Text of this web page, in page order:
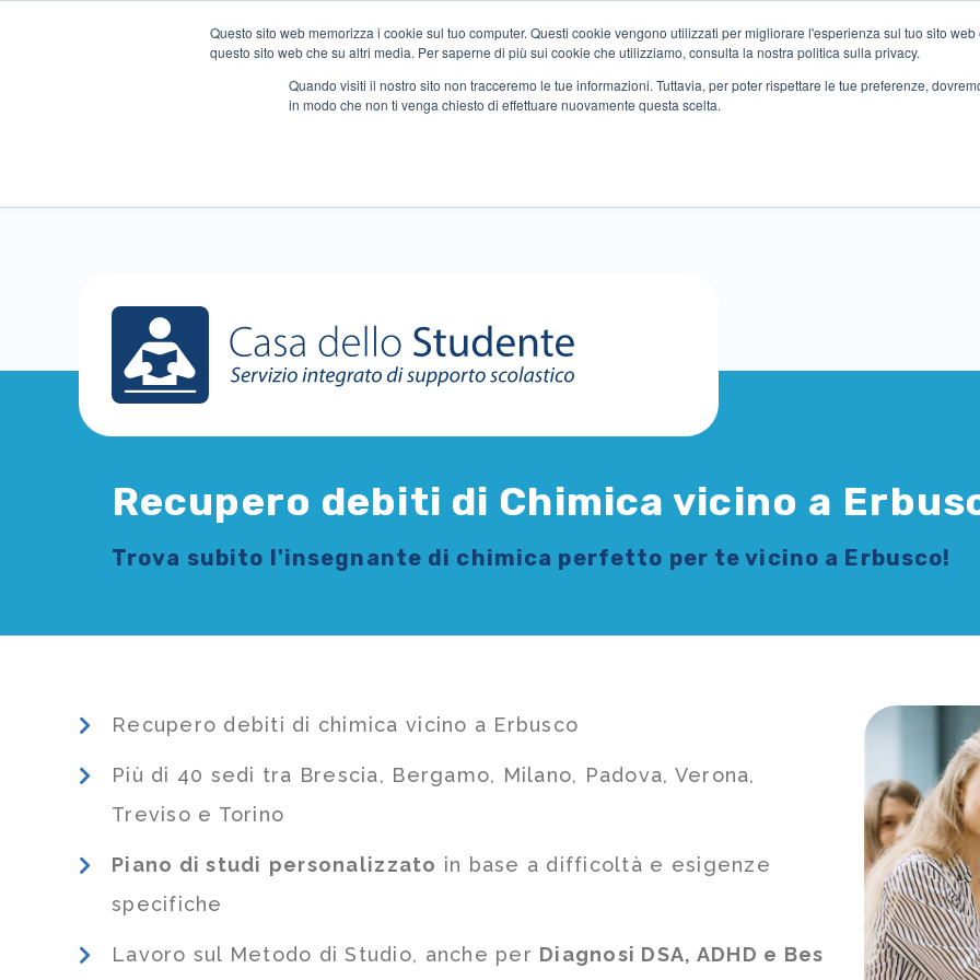
Questo sito web memorizza i cookie sul tuo computer. Questi cookie vengono utilizzati per migliorare l'esperienza sul tuo sito
questo sito web che su altri media. Per saperne di più sui cookie che utilizziamo, consulta la nostra politica sulla privacy.
Quando visiti il ​​nostro sito non tracceremo le tue informazioni. Tuttavia, per poter rispettare le tue preferenze,
in modo che non ti venga chiesto di effettuare nuovamente questa scelta.
Recupero debiti di Chimica vicino a
Trova subito l'insegnante di chimica perfetto per te vicino a Erbusco!
Recupero debiti di chimica vicino a Erbusco
Più di 40 sedi tra Brescia, Bergamo, Milano, Padova, Verona,
Treviso e Torino
Piano di studi personalizzato in base a difficoltà e esigenze
specifiche
Lavoro sul Metodo di Studio, anche per Diagnosi DSA, ADHD e Bes